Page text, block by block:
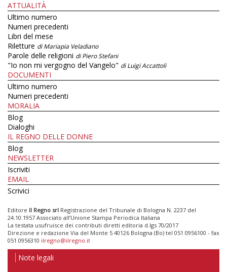
ATTUALITÀ
Ultimo numero
Numeri precedenti
Libri del mese
Riletture di Mariapia Veladiano
Parole delle religioni di Piero Stefani
"Io non mi vergogno del Vangelo" di Luigi Accattoli
DOCUMENTI
Ultimo numero
Numeri precedenti
MORALIA
Blog
Dialoghi
IL REGNO DELLE DONNE
Blog
NEWSLETTER
Iscriviti
EMAIL
Scrivici
Editore Il Regno srl Registrazione del Tribunale di Bologna N. 2237 del
24.10.1957 Associato all’Unione Stampa Periodica Italiana
La testata usufruisce dei contributi diretti editoria d.lgs 70/2017
Direzione e redazione Via del Monte 5 40126 Bologna (Bo) tel 051 0956100 - fax
051 0956310 ilregno@ilregno.it
Note legali